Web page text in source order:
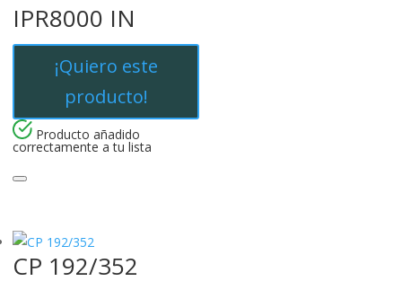
IPR8000 IN
¡Quiero este
producto!
Producto añadido
correctamente a tu lista
CP 192/352